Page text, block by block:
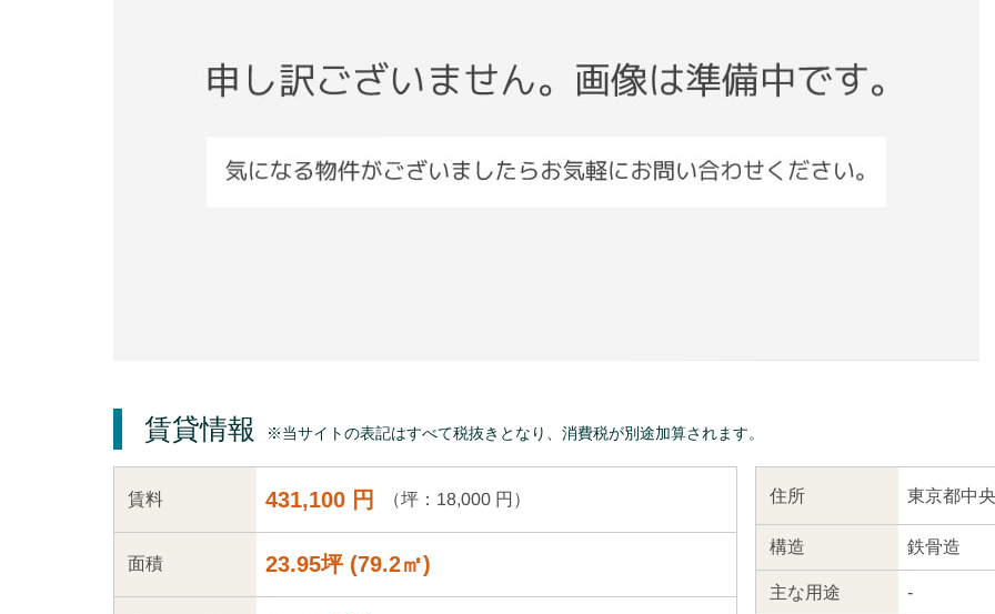
賃貸情報 ※当サイトの表記はすべて税抜きとなり、消費税が別途加算されます。
賃料 431,100 円 （坪：18,000 円）
面積 23.95坪 (79.2㎡)
住所 東京都中
構造 鉄骨造
主な用途 -